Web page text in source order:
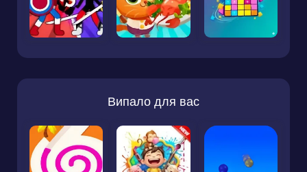
Випало для вас